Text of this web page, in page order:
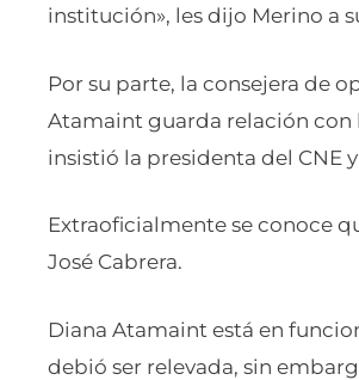
institución», les dijo Merino a
Por su parte, la consejera de
Atamaint guarda relación con
insistió la presidenta del CNE
Extraoficialmente se conoce
José Cabrera.
Diana Atamaint está en
debió ser relevada, sin